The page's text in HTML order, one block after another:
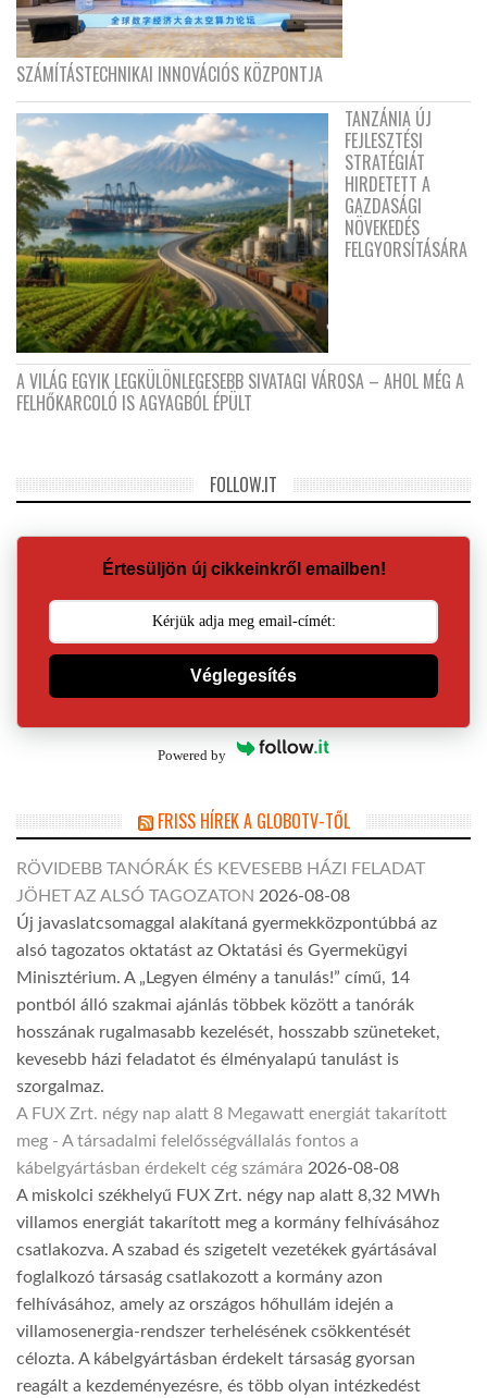
SZÁMÍTÁSTECHNIKAI INNOVÁCIÓS KÖZPONTJA
TANZÁNIA ÚJ
FEJLESZTÉSI
STRATÉGIÁT
HIRDETETT A
GAZDASÁGI
NÖVEKEDÉS
FELGYORSÍTÁSÁRA
A VILÁG EGYIK LEGKÜLÖNLEGESEBB SIVATAGI VÁROSA – AHOL MÉG A
FELHŐKARCOLÓ IS AGYAGBÓL ÉPÜLT
FOLLOW.IT
Értesüljön új cikkeinkről emailben!
Véglegesítés
Powered by
FRISS HÍREK A GLOBOTV-TŐL
RÖVIDEBB TANÓRÁK ÉS KEVESEBB HÁZI FELADAT
JÖHET AZ ALSÓ TAGOZATON 2026-08-08
Új javaslatcsomaggal alakítaná gyermekközpontúbbá az
alsó tagozatos oktatást az Oktatási és Gyermekügyi
Minisztérium. A „Legyen élmény a tanulás!” című, 14
pontból álló szakmai ajánlás többek között a tanórák
hosszának rugalmasabb kezelését, hosszabb szüneteket,
kevesebb házi feladatot és élményalapú tanulást is
szorgalmaz.
A FUX Zrt. négy nap alatt 8 Megawatt energiát takarított
meg - A társadalmi felelősségvállalás fontos a
kábelgyártásban érdekelt cég számára 2026-08-08
A miskolci székhelyű FUX Zrt. négy nap alatt 8,32 MWh
villamos energiát takarított meg a kormány felhívásához
csatlakozva. A szabad és szigetelt vezetékek gyártásával
foglalkozó társaság csatlakozott a kormány azon
felhívásához, amely az országos hőhullám idején a
villamosenergia-rendszer terhelésének csökkentését
célozta. A kábelgyártásban érdekelt társaság gyorsan
reagált a kezdeményezésre, és több olyan intézkedést